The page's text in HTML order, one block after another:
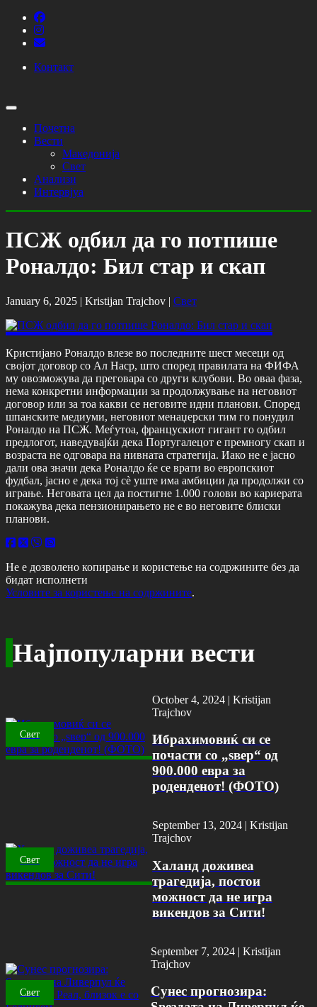
Контакт
Почетна
Вести
Македонија
Свет
Анализи
Интервјуа
ПСЖ одбил да го потпише
Роналдо: Бил стар и скап
January 6, 2025 | Kristijan Trajchov | Свет
Кристијано Роналдо влезе во последните шест месеци од
својот договор со Ал Наср, што според правилата на ФИФА
му овозможува да преговара со други клубови. Во оваа фаза,
нема конкретни информации за продолжување на неговиот
договор или за тоа какви се неговите идни планови. Според
шпанските медиуми, неговиот менаџерски тим го понудил
Роналдо на ПСЖ. Меѓутоа, францускиот гигант го одбил
предлогот, наведувајќи дека Португалецот е премногу скап и
возраста не одговара на нивната стратегија. Иако не е јасно
дали ова значи дека Роналдо ќе се врати во европскиот
фудбал, јасно е дека тој сè уште има амбиции да продолжи со
играње. Неговата цел да постигне 1.000 голови во кариерата
покажува дека пензионирањето не е во неговите блиски
планови.
Не е дозволено копирање и користење на содржините без да
бидат исполнети
Условите за користење на содржините.
Најпопуларни вести
Свет
October 4, 2024 |Kristijan
Trajchov
Ибрахимовиќ си се
почасти со „ѕвер“ од
900.000 евра за
роденденот! (ФОТО)
Свет
September 13, 2024 | Kristijan
Trajchov
Халанд доживеа
трагедија, постои
можност да не игра
викендов за Сити!
Свет
September 7, 2024 | Kristijan
Trajchov
Сунес прогнозира: